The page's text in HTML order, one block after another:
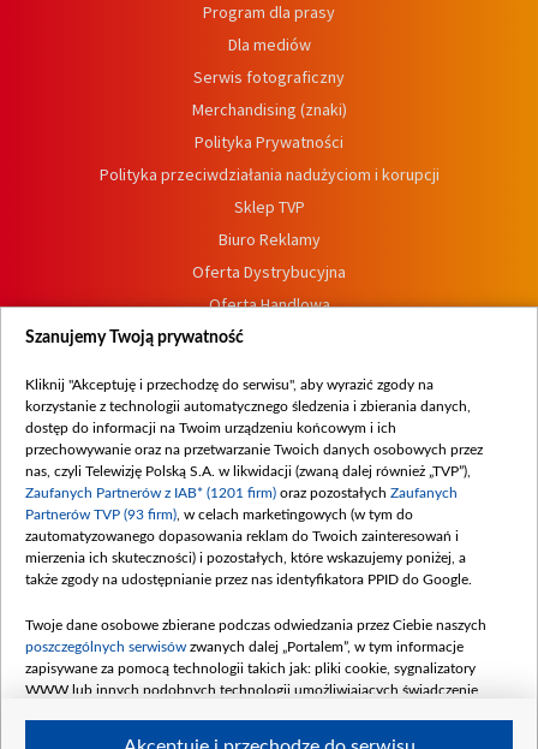
Program dla prasy
Dla mediów
Serwis fotograficzny
Merchandising (znaki)
Polityka Prywatności
Polityka przeciwdziałania nadużyciom i korupcji
Sklep TVP
Biuro Reklamy
Oferta Dystrybucyjna
Oferta Handlowa
Dostępność
Procedura zgłoszeń wewnętrznych
Szanujemy Twoją prywatność
Kliknij "Akceptuję i przechodzę do serwisu", aby wyrazić zgody na
korzystanie z technologii automatycznego śledzenia i zbierania danych,
dostęp do informacji na Twoim urządzeniu końcowym i ich
przechowywanie oraz na przetwarzanie Twoich danych osobowych przez
nas, czyli Telewizję Polską S.A. w likwidacji (zwaną dalej również „TVP”),
Zaufanych Partnerów z IAB* (1201 firm) oraz pozostałych Zaufanych
Partnerów TVP (93 firm) , w celach marketingowych (w tym do
zautomatyzowanego dopasowania reklam do Twoich zainteresowań i
mierzenia ich skuteczności) i pozostałych, które wskazujemy poniżej, a
także zgody na udostępnianie przez nas identyfikatora PPID do Google.
Twoje dane osobowe zbierane podczas odwiedzania przez Ciebie naszych
poszczególnych serwisów zwanych dalej „Portalem”, w tym informacje
zapisywane za pomocą technologii takich jak: pliki cookie, sygnalizatory
WWW lub innych podobnych technologii umożliwiających świadczenie